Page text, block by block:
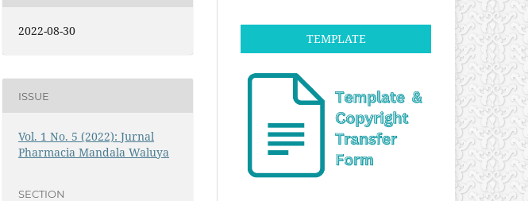
2022-08-30
ISSUE
Vol. 1 No. 5 (2022): Jurnal
Pharmacia Mandala Waluya
SECTION
TEMPLATE